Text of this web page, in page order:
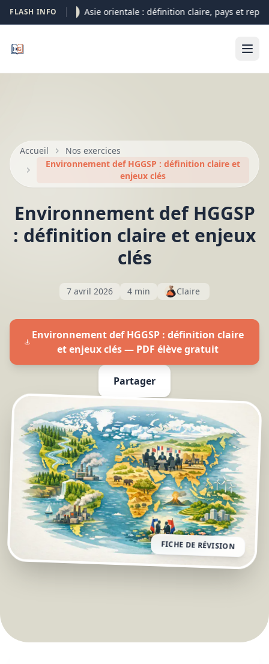
FLASH INFO05-08 Asie orientale : définition claire, pays et
Accueil
Nos exercices
Environnement def HGGSP : définition claire et
enjeux clés
Environnement def HGGSP
: définition claire et enjeux
clés
7 avril 2026 4 min Claire
Environnement def HGGSP : définition claire
et enjeux clés — PDF élève gratuit
Partager
FICHE DE RÉVISION